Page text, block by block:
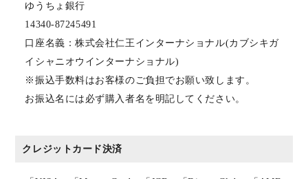
ゆうちょ銀行
14340-87245491
口座名義：株式会社仁王インターナショナル(カブシキガ
イシャニオウインターナショナル)
※振込手数料はお客様のご負担でお願い致します。
お振込名には必ず購入者名を明記してください。
クレジットカード決済